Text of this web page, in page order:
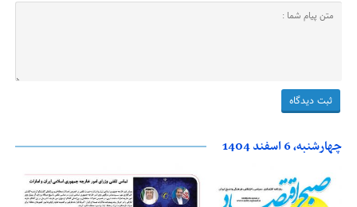
چهارشنبه، 6 اسفند 1404